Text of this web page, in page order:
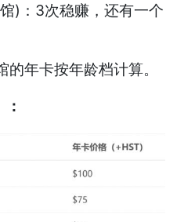
)：3次稳赚，还有一个
年卡按年龄档计算。